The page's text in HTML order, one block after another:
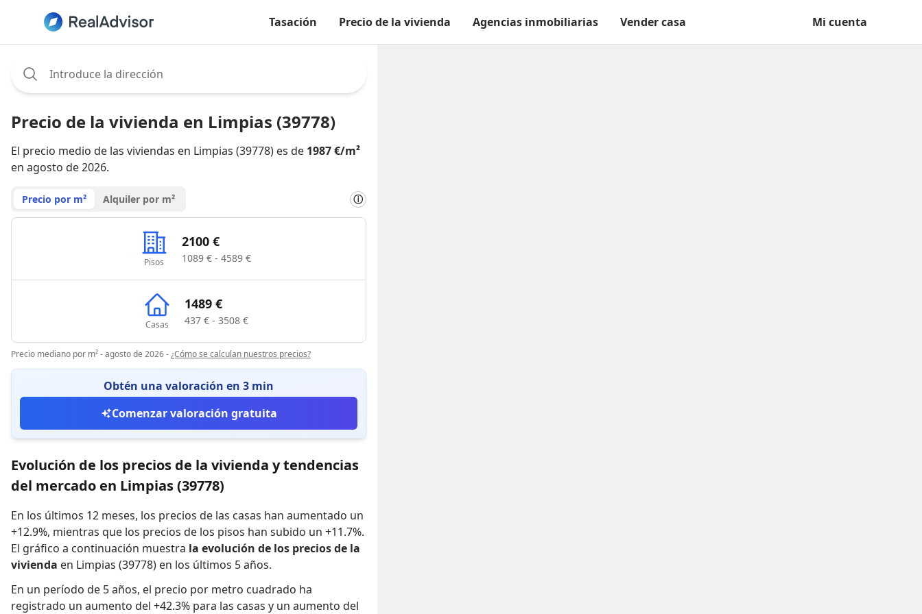
Tasación Precio de la vivienda Agencias inmobiliarias Vender casa Mi cuenta
Precio de la vivienda en Limpias (39778)
El precio medio de las viviendas en Limpias (39778) es de 1987 €/m²
en agosto de 2026.
Precio por m² Alquiler por m² ⓘ
Pisos
2100 €
1089 € - 4589 €
Casas
1489 €
437 € - 3508 €
Precio mediano por m² - agosto de 2026-¿Cómo se calculan nuestros precios?
Obtén una valoración en 3 min
Comenzar valoración gratuita
Evolución de los precios de la vivienda y tendencias
del mercado en Limpias (39778)
En los últimos 12 meses, los precios de las casas han aumentado un
+12.9%, mientras que los precios de los pisos han subido un +11.7%.
El gráfico a continuación muestra la evolución de los precios de la
vivienda en Limpias (39778) en los últimos 5 años.
En un período de 5 años, el precio por metro cuadrado ha
registrado un aumento del +42.3% para las casas y un aumento del